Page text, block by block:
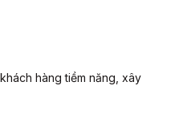
hàng tiềm năng, xây